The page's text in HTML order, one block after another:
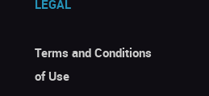
LEGAL
Terms and Conditions
of Use